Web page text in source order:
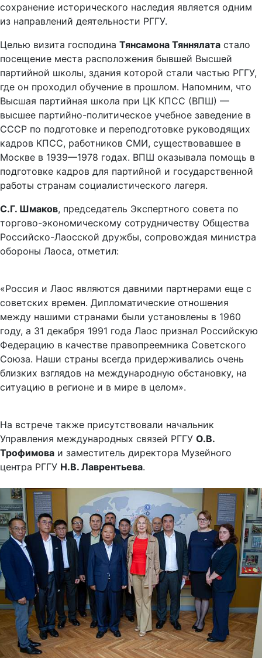
сохранение исторического наследия является одним
из направлений деятельности РГГУ.
Целью визита господина Тянсамона Тяннялата стало
посещение места расположения бывшей Высшей
партийной школы, здания которой стали частью РГГУ,
где он проходил обучение в прошлом. Напомним, что
Высшая партийная школа при ЦК КПСС (ВПШ) —
высшее партийно-политическое учебное заведение в
СССР по подготовке и переподготовке руководящих
кадров КПСС, работников СМИ, существовавшее в
Москве в 1939—1978 годах. ВПШ оказывала помощь в
подготовке кадров для партийной и государственной
работы странам социалистического лагеря.
С.Г. Шмаков, председатель Экспертного совета по
торгово-экономическому сотрудничеству Общества
Российско-Лаосской дружбы, сопровождая министра
обороны Лаоса, отметил:
«Россия и Лаос являются давними партнерами еще с
советских времен. Дипломатические отношения
между нашими странами были установлены в 1960
году, а 31 декабря 1991 года Лаос признал Российскую
Федерацию в качестве правопреемника Советского
Союза. Наши страны всегда придерживались очень
близких взглядов на международную обстановку, на
ситуацию в регионе и в мире в целом».
На встрече также присутствовали начальник
Управления международных связей РГГУ О.В.
Трофимова и заместитель директора Музейного
центра РГГУ Н.В. Лаврентьева.